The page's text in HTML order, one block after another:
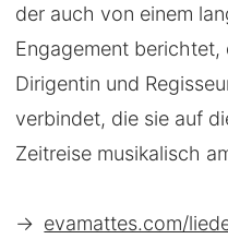
der auch von einem
Engagement
Dirigentin und
verbindet, die sie auf
Zeitreise musikalisch
→ evamattes.com/